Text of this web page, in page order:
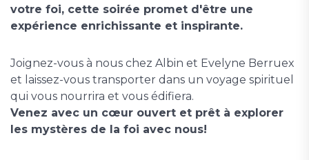
votre foi, cette soirée promet d'être une
expérience enrichissante et inspirante.
Joignez-vous à nous chez Albin et Evelyne Berruex
et laissez-vous transporter dans un voyage spirituel
qui vous nourrira et vous édifiera.
Venez avec un cœur ouvert et prêt à explorer
les mystères de la foi avec nous!